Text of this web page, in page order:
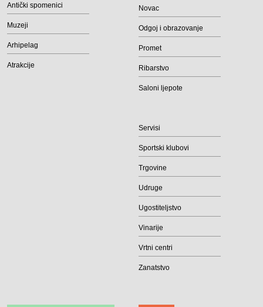
Antički spomenici
Muzeji
Arhipelag
Atrakcije
Novac
Odgoj i obrazovanje
Promet
Ribarstvo
Saloni ljepote
Servisi
Sportski klubovi
Trgovine
Udruge
Ugostiteljstvo
Vinarije
Vrtni centri
Zanatstvo